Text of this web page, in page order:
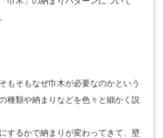
もそもなぜ巾木が必要なのかという
種類や納まりなどを色々と細かく説
するかで納まりが変わってきて、壁